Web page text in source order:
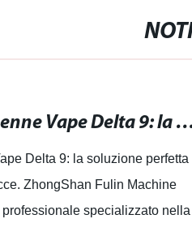
Riempitrice per penne Vape Delta 9: la soluzione
Delta 9: la soluzione perfetta
ZhongShan Fulin Machine
specializzato nella